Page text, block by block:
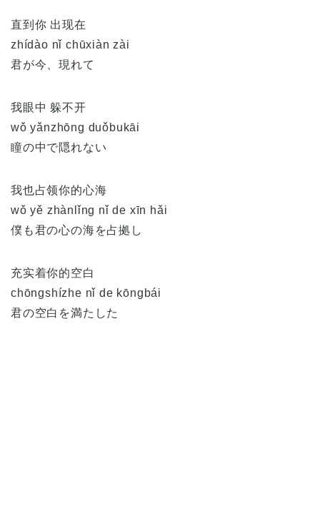
直到你 出现在
zhídào nǐ chūxiàn zài
君が今、現れて
我眼中 躲不开
wǒ yǎnzhōng duǒbukāi
瞳の中で隠れない
我也占领你的心海
wǒ yě zhànlǐng nǐ de xīn hǎi
僕も君の心の海を占拠し
充实着你的空白
chōngshízhe nǐ de kōngbái
君の空白を満たした